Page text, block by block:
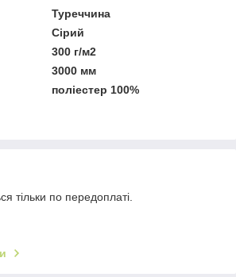
Туреччина
Сірий
300 г/м2
3000 мм
поліестер 100%
тільки по передоплаті.